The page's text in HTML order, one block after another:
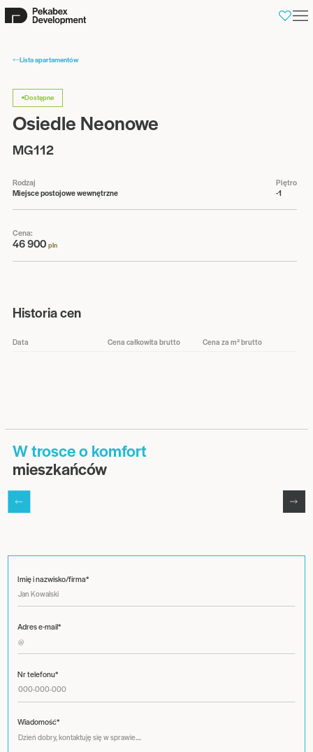
0
Lista apartamentów
Dostępne
Osiedle Neonowe
MG112
Rodzaj
Miejsce postojowe wewnętrzne
Piętro
-1
Cena:
46 900 pln
Historia cen
Data Cena całkowita brutto Cena za m² brutto
W trosce o komfort
mieszkańców
Imię i nazwisko/firma*
Adres e-mail*
Nr telefonu*
Wiadomość*